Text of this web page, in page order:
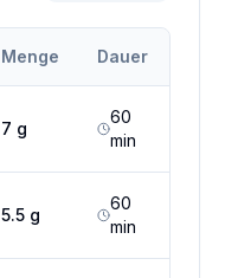
Menge Dauer
7 g
60
min
5.5 g
60
min